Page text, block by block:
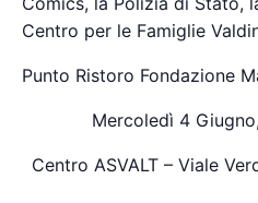
Centro per le Famiglie
Punto Ristoro Fondazione
Mercoledì 4
Centro ASVALT – Viale